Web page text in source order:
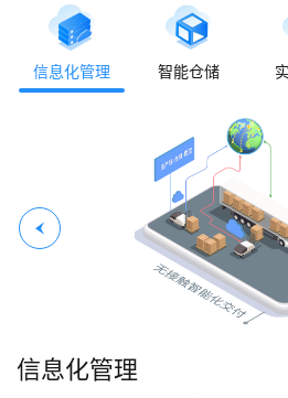
信息化管理 智能仓储
信息化管理